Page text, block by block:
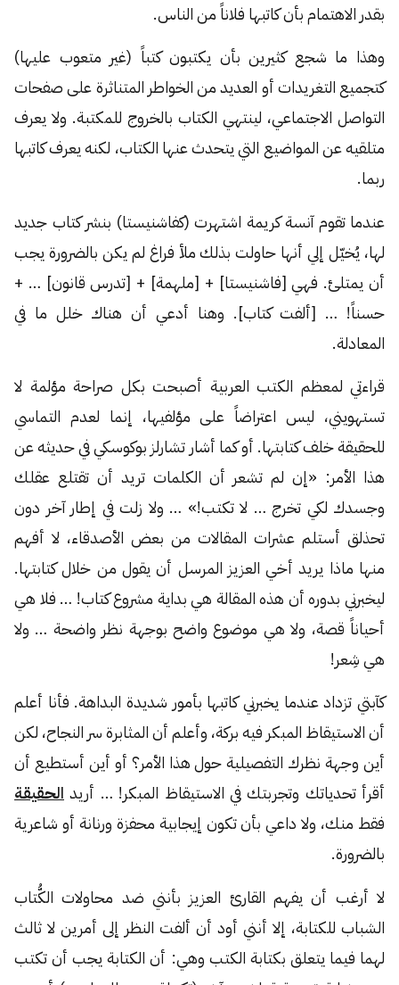
بقدر الاهتمام بأن كاتبها فلاناً من الناس.
وهذا ما شجع كثيرين بأن يكتبون كتباً (غير متعوب عليها)
كتجميع التغريدات أو العديد من الخواطر المتناثرة على صفحات
التواصل الاجتماعي، لينتهي الكتاب بالخروج للمكتبة. ولا يعرف
متلقيه عن المواضيع التي يتحدث عنها الكتاب، لكنه يعرف كاتبها
ربما.
عندما تقوم آنسة كريمة اشتهرت (كفاشنيستا) بنشر كتاب جديد
لها، يُخيّل إلي أنها حاولت بذلك ملأ فراغ لم يكن بالضرورة يجب
أن يمتلئ. فهي [فاشنيستا] + [ملهمة] + [تدرس قانون] … +
حسناً! … [ألفت كتاب]. وهنا أدعي أن هناك خلل ما في
المعادلة.
قراءتي لمعظم الكتب العربية أصبحت بكل صراحة مؤلمة لا
تستهويني، ليس اعتراضاً على مؤلفيها، إنما لعدم التماسي
للحقيقة خلف كتابتها. أو كما أشار تشارلز بوكوسكي في حديثه عن
هذا الأمر: «إن لم تشعر أن الكلمات تريد أن تقتلع عقلك
وجسدك لكي تخرج … لا تكتب!» … ولا زلت في إطار آخر دون
تحذلق أستلم عشرات المقالات من بعض الأصدقاء، لا أفهم
منها ماذا يريد أخي العزيز المرسل أن يقول من خلال كتابتها.
ليخبرني بدوره أن هذه المقالة هي بداية مشروع كتاب! … فلا هي
أحياناً قصة، ولا هي موضوع واضح بوجهة نظر واضحة … ولا
هي شِعر!
كآبتي تزداد عندما يخبرني كاتبها بأمور شديدة البداهة. فأنا أعلم
أن الاستيقاظ المبكر فيه بركة، وأعلم أن المثابرة سر النجاح، لكن
أين وجهة نظرك التفصيلية حول هذا الأمر؟ أو أين أستطيع أن
أقرأ تحدياتك وتجربتك في الاستيقاظ المبكر! … أريد الحقيقة
فقط منك، ولا داعي بأن تكون إيجابية محفزة ورنانة أو شاعرية
بالضرورة.
لا أرغب أن يفهم القارئ العزيز بأنني ضد محاولات الكُّتاب
الشباب للكتابة، إلا أنني أود أن ألفت النظر إلى أمرين لا ثالث
لهما فيما يتعلق بكتابة الكتب وهي: أن الكتابة يجب أن تكتب